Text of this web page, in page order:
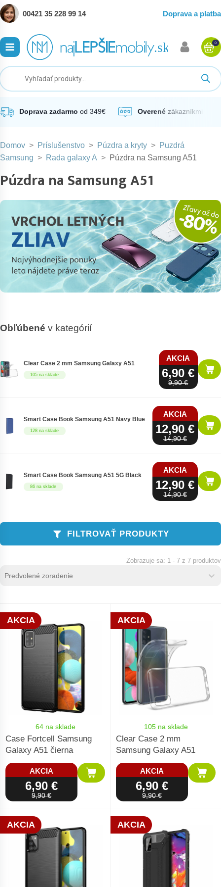
00421 35 228 99 14 Doprava a platba
0
Doprava zadarmo od 349€ Overené zákazníkmi
Domov > Príslušenstvo > Púzdra a kryty > Puzdrá
Samsung > Rada galaxy A > Púzdra na Samsung A51
Púzdra na Samsung A51
Obľúbené v kategórií
105 na sklade
Clear Case 2 mm Samsung Galaxy A51
AKCIA
6,90 €
9,90 €
128 na sklade
Smart Case Book Samsung A51 Navy Blue
AKCIA
12,90 €
14,90 €
86 na sklade
Smart Case Book Samsung A51 5G Black
AKCIA
12,90 €
14,90 €
FILTROVAŤ PRODUKTY
Zoradenie produktov
Sort content
1 - 7 z 7 produktov
AKCIA
64 na sklade
Case Fortcell Samsung
Galaxy A51 čierna
AKCIA
6,90 €
9,90 €
AKCIA
105 na sklade
Clear Case 2 mm
Samsung Galaxy A51
AKCIA
6,90 €
9,90 €
AKCIA AKCIA